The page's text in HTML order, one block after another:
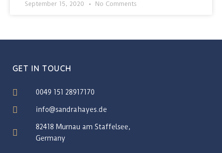
September 15, 2020 No Comments
GET IN TOUCH
0049 151 28917170
info@sandrahayes.de
82418 Murnau am Staffelsee,
Germany